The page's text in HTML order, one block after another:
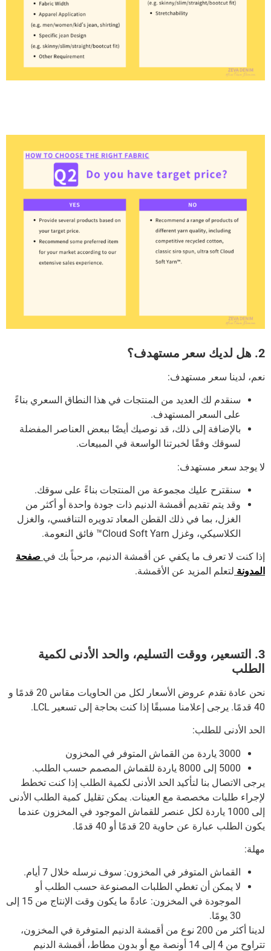
2. هل لديك سعر مستهدف؟
نعم، لدينا سعر مستهدف:
سنقدم لك العديد من المنتجات في هذا النطاق السعري بناءً
على السعر المستهدف.
بالإضافة إلى ذلك، قد نوصيك أيضًا ببعض العناصر المفضلة
لسوقك وفقًا لخبرتنا الواسعة في المبيعات.
لا يوجد سعر مستهدف:
سنقترح عليك مجموعة من المنتجات بناءً على سوقك.
وقد يتم تقديم أقمشة الدنيم ذات جودة واحدة أو أكثر من
الغزل، بما في ذلك القطن المعاد تدويره التنافسي، والغزل
الكلاسيكي، وغزل Cloud Soft Yarn™ فائق النعومة.
إذا كنت لا تعرف ما يكفي عن أقمشة الدنيم، مرحباً بك في صفحة
المدونة لتعلم المزيد عن الأقمشة.
3. التسعير، ووقت التسليم، والحد الأدنى لكمية
الطلب
نحن عادة نقدم عروض الأسعار لكل من الحاويات مقاس 20 قدمًا و
40 قدمًا.
يرجى إعلامنا مسبقًا إذا كنت بحاجة إلى تسعير LCL.
الحد الأدنى للطلب:
3000 ياردة من القماش المتوفر في المخزون
5000 إلى 8000 ياردة للقماش المصمم حسب الطلب.
يرجى الاتصال بنا لتأكيد الحد الأدنى لكمية الطلب إذا كنت تخطط
لإجراء طلبات مخصصة مع العينات. يمكن تقليل كمية الطلب الأدنى
إلى 1000 ياردة لكل عنصر للقماش الموجود في المخزون عندما
يكون الطلب عبارة عن حاوية 20 قدمًا أو 40 قدمًا.
مهلة:
القماش المتوفر في المخزون: سوف نرسله خلال 7 أيام.
لا يمكن أن تغطي الطلبات المصنوعة حسب الطلب أو
الموجودة في المخزون: عادةً ما يكون وقت الإنتاج من 15 إلى
30 يومًا.
لدينا أكثر من 200 نوع من أقمشة الدنيم المتوفرة في المخزون،
تتراوح من 4 إلى 14 أونصة مع أو بدون مطاط، أقمشة الدنيم